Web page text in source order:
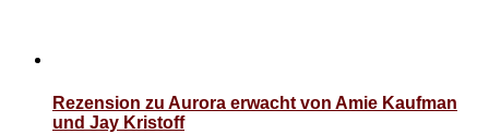
Rezension zu Aurora erwacht von Amie Kaufman
und Jay Kristoff